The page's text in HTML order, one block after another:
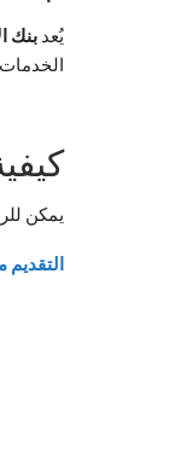
يُعد بنك
الخدمات
يمكن
التقديم